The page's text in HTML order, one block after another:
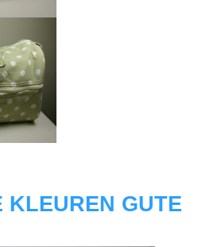
KLEUREN GUTE